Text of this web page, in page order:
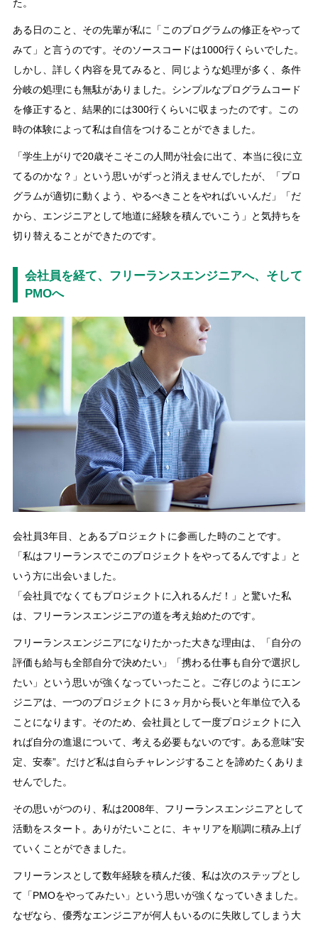
た。
ある日のこと、その先輩が私に「このプログラムの修正をやって
みて」と言うのです。そのソースコードは1000行くらいでした。
しかし、詳しく内容を見てみると、同じような処理が多く、条件
分岐の処理にも無駄がありました。シンプルなプログラムコード
を修正すると、結果的には300行くらいに収まったのです。この
時の体験によって私は自信をつけることができました。
「学生上がりで20歳そこそこの人間が社会に出て、本当に役に立
てるのかな？」という思いがずっと消えませんでしたが、「プロ
グラムが適切に動くよう、やるべきことをやればいいんだ」「だ
から、エンジニアとして地道に経験を積んでいこう」と気持ちを
切り替えることができたのです。
会社員を経て、フリーランスエンジニアへ、そして
PMOへ
会社員3年目、とあるプロジェクトに参画した時のことです。
「私はフリーランスでこのプロジェクトをやってるんですよ」と
いう方に出会いました。
「会社員でなくてもプロジェクトに入れるんだ！」と驚いた私
は、フリーランスエンジニアの道を考え始めたのです。
フリーランスエンジニアになりたかった大きな理由は、「自分の
評価も給与も全部自分で決めたい」「携わる仕事も自分で選択し
たい」という思いが強くなっていったこと。ご存じのようにエン
ジニアは、一つのプロジェクトに３ヶ月から長いと年単位で入る
ことになります。そのため、会社員として一度プロジェクトに入
れば自分の進退について、考える必要もないのです。ある意味”安
定、安泰”。だけど私は自らチャレンジすることを諦めたくありま
せんでした。
その思いがつのり、私は2008年、フリーランスエンジニアとして
活動をスタート。ありがたいことに、キャリアを順調に積み上げ
ていくことができました。
フリーランスとして数年経験を積んだ後、私は次のステップとし
て「PMOをやってみたい」という思いが強くなっていきました。
なぜなら、優秀なエンジニアが何人もいるのに失敗してしまう大